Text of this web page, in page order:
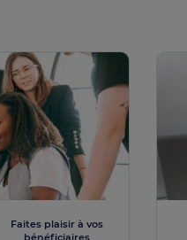
Faites plaisir à vos
bénéficiaires